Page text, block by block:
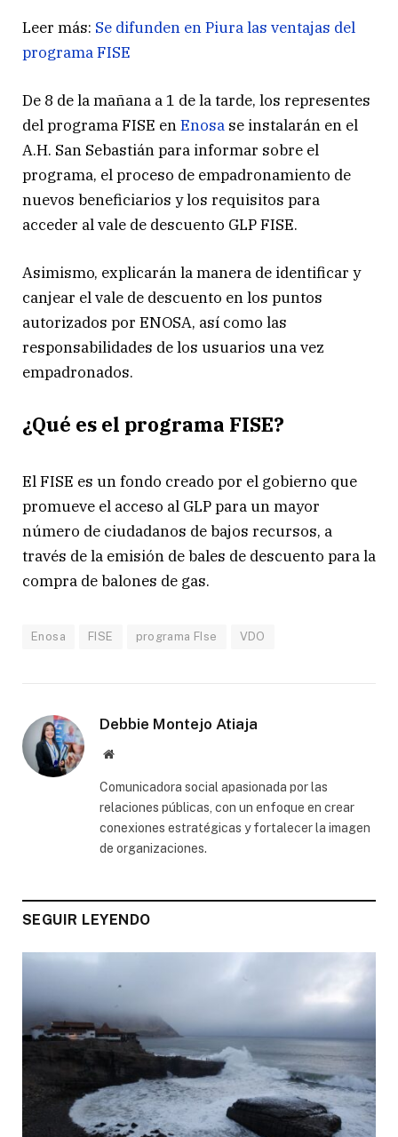
Leer más: Se difunden en Piura las ventajas del
programa FISE
De 8 de la mañana a 1 de la tarde, los representes
del programa FISE enEnosa se instalarán en el
A.H. San Sebastián para informar sobre el
programa, el proceso de empadronamiento de
nuevos beneficiarios y los requisitos para
acceder al vale de descuento GLP FISE.
Asimismo, explicarán la manera de identificar y
canjear el vale de descuento en los puntos
autorizados por ENOSA, así como las
responsabilidades de los usuarios una vez
empadronados.
¿Qué es el programa FISE?
El FISE es un fondo creado por el gobierno que
promueve el acceso al GLP para un mayor
número de ciudadanos de bajos recursos, a
través de la emisión de bales de descuento para la
compra de balones de gas.
Enosa FISE programa FIse VDO
Debbie Montejo Atiaja
Website
Comunicadora social apasionada por las
relaciones públicas, con un enfoque en crear
conexiones estratégicas y fortalecer la imagen
de organizaciones.
SEGUIR LEYENDO